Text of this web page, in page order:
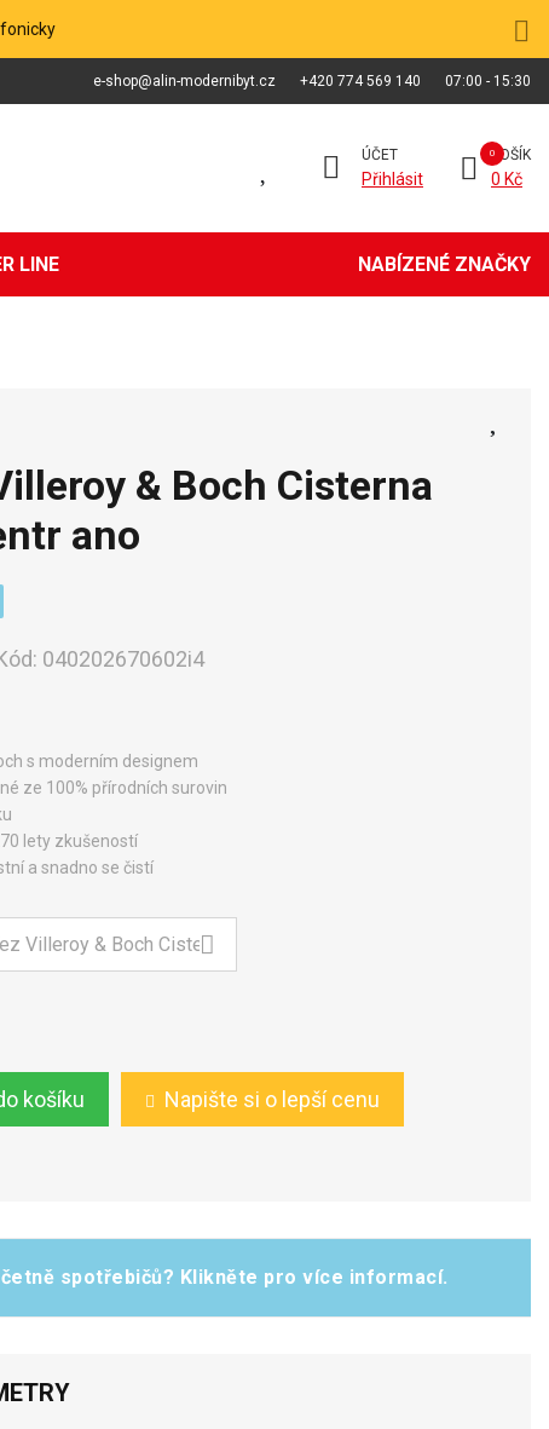
e-shop@alin-modernibyt.cz +420 774 569 140 07:00 - 15:30
ÚČET
Přihlásit
KOŠÍK
0 Kč
LINE NABÍZENÉ ZNAČKY
& Boch Cisterna
ano
040202670602i4
s moderním designem
ze 100% přírodních surovin
lety zkušeností
a snadno se čistí
košíku Napište si o lepší cenu
spotřebičů? Klikněte pro více informací.